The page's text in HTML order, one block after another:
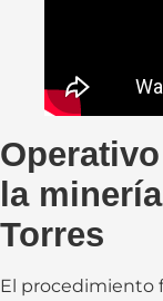
la
Torres
El procedimiento